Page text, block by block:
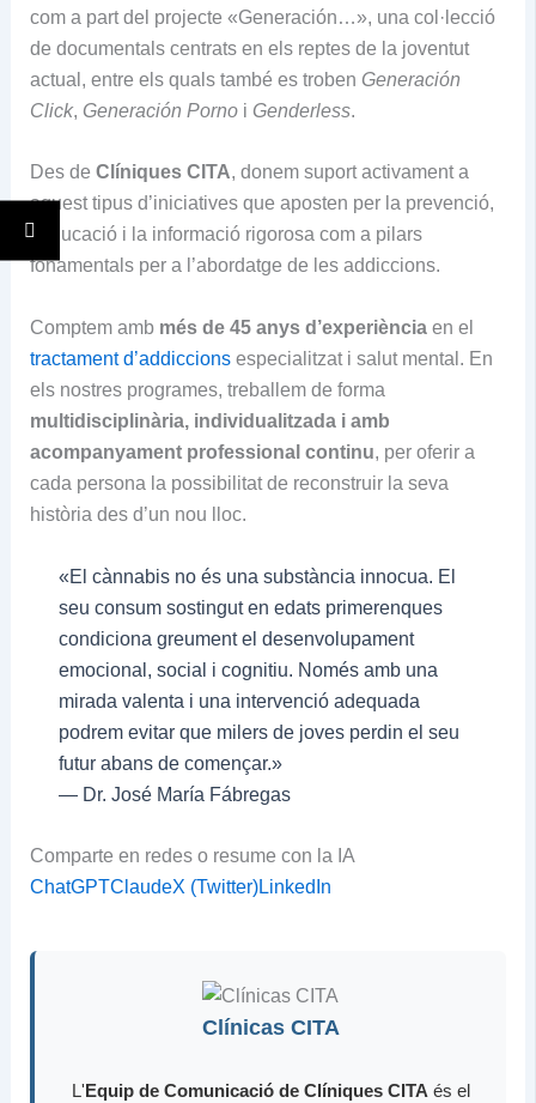
com a part del projecte «Generación…», una col·lecció
de documentals centrats en els reptes de la joventut
actual, entre els quals també es troben Generación
Click, Generación Pornoi Genderless.
Des de Clíniques CITA, donem suport activament a
aquest tipus d’iniciatives que aposten per la prevenció,
l’educació i la informació rigorosa com a pilars
fonamentals per a l’abordatge de les addiccions.
Comptem amb més de 45 anys d’experiènciaen el
tractament d’addiccionsespecialitzat i salut mental. En
els nostres programes, treballem de forma
multidisciplinària, individualitzada i amb
acompanyament professional continu, per oferir a
cada persona la possibilitat de reconstruir la seva
història des d’un nou lloc.
«El cànnabis no és una substància innocua. El
seu consum sostingut en edats primerenques
condiciona greument el desenvolupament
emocional, social i cognitiu. Només amb una
mirada valenta i una intervenció adequada
podrem evitar que milers de joves perdin el seu
futur abans de començar.»
— Dr. José María Fábregas
Comparte en redes o resume con la IA
ChatGPTClaudeX (Twitter)LinkedIn
Clínicas CITA
L'Equip de Comunicació de Clíniques CITA és el